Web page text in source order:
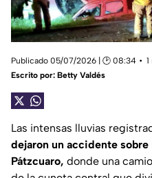
Publicado 05/07/2026 | 🕑 08:34
Escrito por: Betty Valdés
Las intensas lluvias
dejaron un accidente
Pátzcuaro, donde una